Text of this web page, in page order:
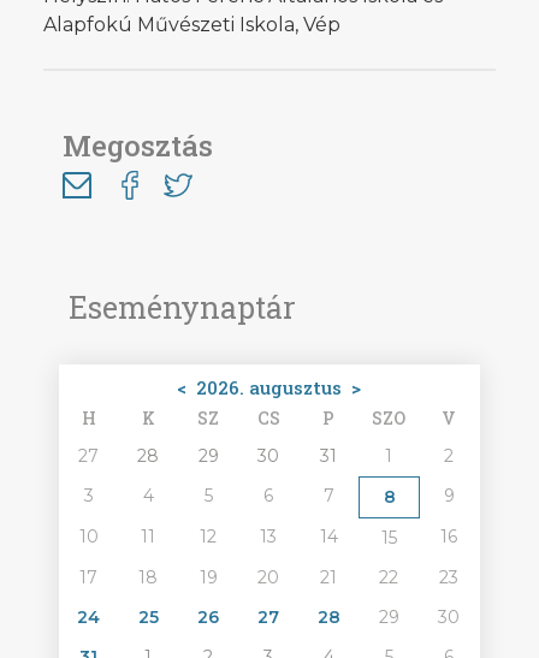
Eseménynaptár
< 2026. augusztus >
H K SZ CS P SZO V
27 28 29 30 31 1
2
3
4 5 6 7 8
9
10
11 12 13 14 15
16
17
18 19 20 21 22
23
24
25 26 27 28 29
30
Alapfokú Művészeti Iskola, Vép
Megosztás